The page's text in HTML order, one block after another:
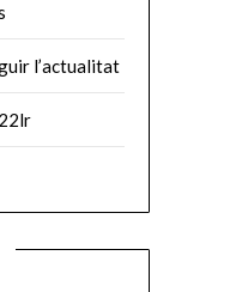
l’actualitat